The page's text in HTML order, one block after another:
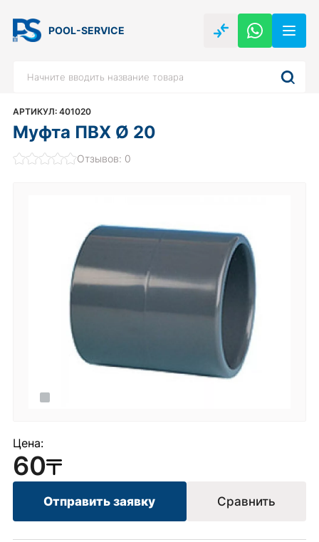
POOL-SERVICE
АРТИКУЛ: 401020
Муфта ПВХ Ø 20
Отзывов: 0
Цена:
60
Отправить заявку Сравнить